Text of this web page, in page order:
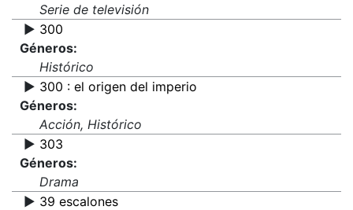
Serie de televisión
▶️ 300
Géneros:
Histórico
▶️ 300 : el origen del imperio
Géneros:
Acción, Histórico
▶️ 303
Géneros:
Drama
▶️ 39 escalones